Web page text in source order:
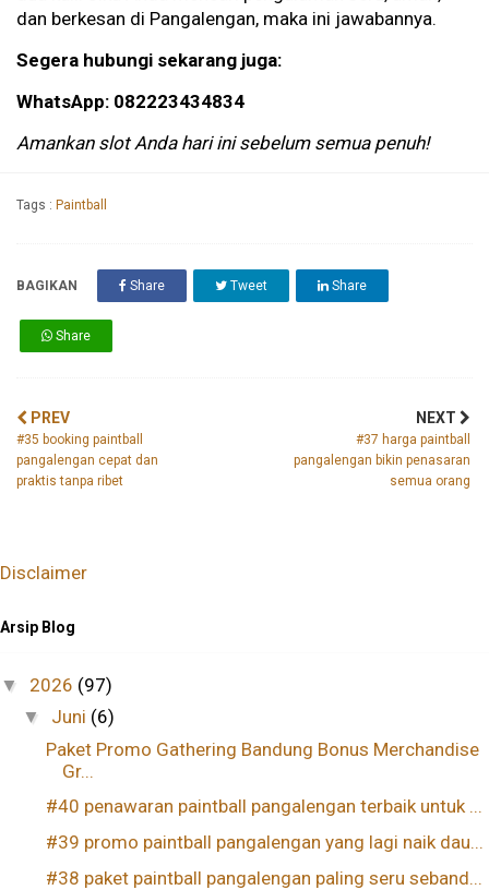
dan berkesan di Pangalengan, maka ini jawabannya.
Segera hubungi sekarang juga:
WhatsApp: 082223434834
Amankan slot Anda hari ini sebelum semua penuh!
Tags : Paintball
BAGIKAN Share Tweet Share
Share
PREV
#35 booking paintball
pangalengan cepat dan
praktis tanpa ribet
NEXT
#37 harga paintball
pangalengan bikin penasaran
semua orang
Disclaimer
Arsip Blog
▼ 2026 (97)
▼ Juni (6)
Paket Promo Gathering Bandung Bonus Merchandise
Gr...
#40 penawaran paintball pangalengan terbaik untuk ...
#39 promo paintball pangalengan yang lagi naik dau...
#38 paket paintball pangalengan paling seru seband...